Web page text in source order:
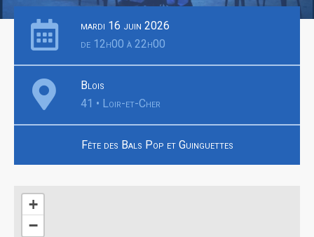
mardi 16 juin 2026
de 12h00 à 22h00
Blois
41 • Loir-et-Cher
Fête des Bals Pop et Guinguettes
+
−